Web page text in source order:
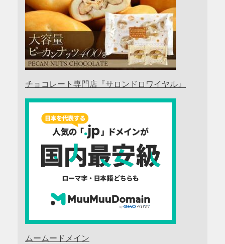
チョコレート専門店『サロンドロワイヤル』
ムームードメイン